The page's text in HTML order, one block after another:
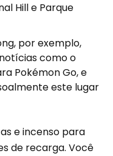
Hill e Parque
por exemplo,
como o
Pokémon Go, e
este lugar
e incenso para
de recarga. Você